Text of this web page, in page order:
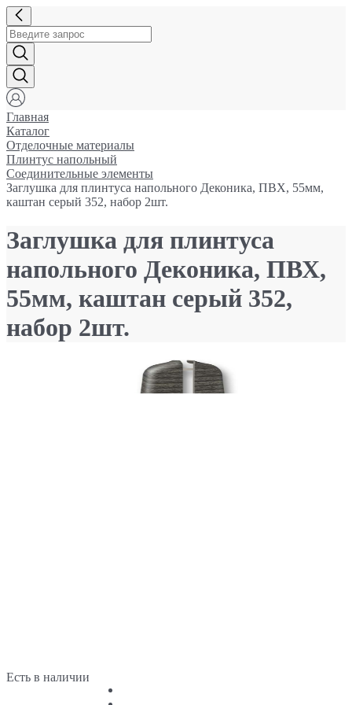
Главная
Каталог
Отделочные материалы
Плинтус напольный
Соединительные элементы
Заглушка для плинтуса напольного Деконика, ПВХ, 55мм,
каштан серый 352, набор 2шт.
Заглушка для плинтуса
напольного Деконика, ПВХ,
55мм, каштан серый 352,
набор 2шт.
Есть в наличии